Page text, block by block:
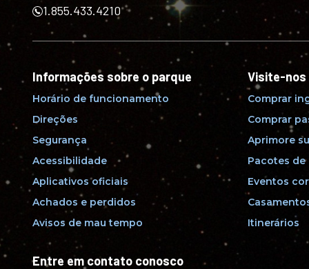
1.855.433.4210
Informações sobre o parque
Horário de funcionamento
Direções
Segurança
Acessibilidade
Aplicativos oficiais
Achados e perdidos
Avisos de mau tempo
Visite-nos
Comprar
Comprar
Aprimore
Pacotes
Eventos
Itinerários
Entre em contato conosco